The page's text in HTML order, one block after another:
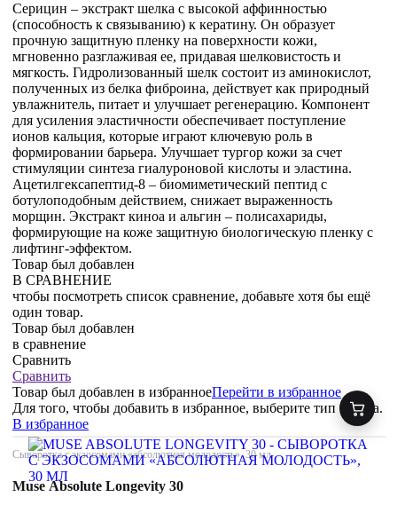
Серицин – экстракт шелка с высокой аффинностью
(способность к связыванию) к кератину. Он образует
прочную защитную пленку на поверхности кожи,
мгновенно разглаживая ее, придавая шелковистость и
мягкость. Гидролизованный шелк состоит из аминокислот,
полученных из белка фиброина, действует как природный
увлажнитель, питает и улучшает регенерацию. Компонент
для усиления эластичности обеспечивает поступление
ионов кальция, которые играют ключевую роль в
формировании барьера. Улучшает тургор кожи за счет
стимуляции синтеза гиалуроновой кислоты и эластина.
Ацетилгексапептид-8 – биомиметический пептид с
ботулоподобным действием, снижает выраженность
морщин. Экстракт киноа и альгин – полисахариды,
формирующие на коже защитную биологическую пленку с
лифтинг-эффектом.
Товар был добавлен
В СРАВНЕНИЕ
чтобы посмотреть список сравнение, добавьте хотя бы ещё
один товар.
Товар был добавлен
в сравнение
Сравнить
Сравнить
Товар был добавлен в избранноеПерейти в избранное
Для того, чтобы добавить в избранное, выберите тип товара.
В избранное
Сыворотка с экзосомами «абсолютная молодость», 30 мл
Muse Absolute Longevity 30